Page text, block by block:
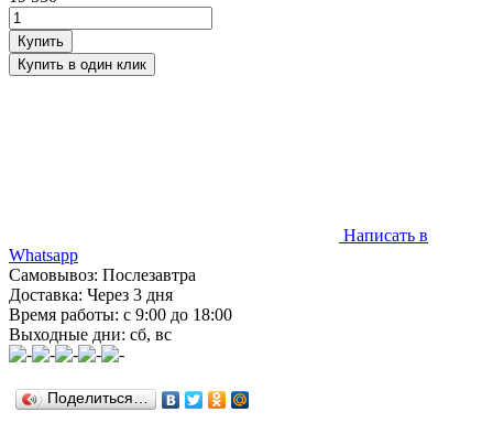
Написать в
Whatsapp
Самовывоз: Послезавтра
Доставка: Через 3 дня
Время работы: с 9:00 до 18:00
Выходные дни: сб, вс
Поделиться…